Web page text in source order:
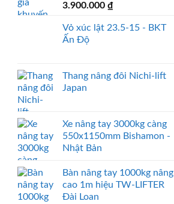
3.900.000 ₫
Vỏ xúc lật 23.5-15 - BKT
Ấn Độ
Thang nâng đôi Nichi-lift
Japan
Xe nâng tay 3000kg càng
550x1150mm Bishamon -
Nhật Bản
Bàn nâng tay 1000kg nâng
cao 1m hiệu TW-LIFTER
Đài Loan